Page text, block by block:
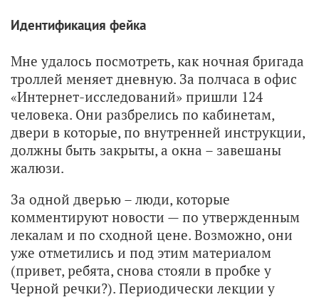
Идентификация фейка
Мне удалось посмотреть, как ночная бригада
троллей меняет дневную. За полчаса в офис
«Интернет-исследований» пришли 124
человека. Они разбрелись по кабинетам,
двери в которые, по внутренней инструкции,
должны быть закрыты, а окна – завешаны
жалюзи.
За одной дверью – люди, которые
комментируют новости — по утвержденным
лекалам и по сходной цене. Возможно, они
уже отметились и под этим материалом
(привет, ребята, снова стояли в пробке у
Черной речки?). Периодически лекции у